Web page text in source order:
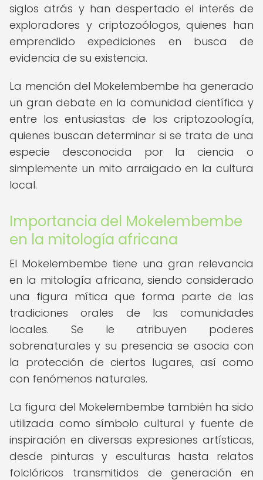
siglos atrás y han despertado el interés de
exploradores y criptozoólogos, quienes han
emprendido expediciones en busca de
evidencia de su existencia.
La mención del Mokelembembe ha generado
un gran debate en la comunidad científica y
entre los entusiastas de los criptozoología,
quienes buscan determinar si se trata de una
especie desconocida por la ciencia o
simplemente un mito arraigado en la cultura
local.
Importancia del Mokelembembe
en la mitología africana
El Mokelembembe tiene una gran relevancia
en la mitología africana, siendo considerado
una figura mítica que forma parte de las
tradiciones orales de las comunidades
locales. Se le atribuyen poderes
sobrenaturales y su presencia se asocia con
la protección de ciertos lugares, así como
con fenómenos naturales.
La figura del Mokelembembe también ha sido
utilizada como símbolo cultural y fuente de
inspiración en diversas expresiones artísticas,
desde pinturas y esculturas hasta relatos
folclóricos transmitidos de generación en